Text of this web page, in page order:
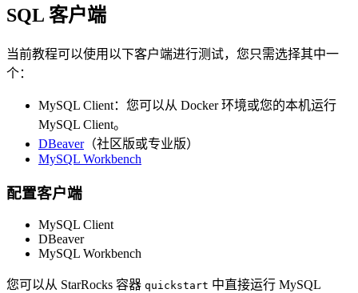
SQL 客户端
当前教程可以使用以下客户端进行测试，您只需选择其中一
个：
MySQL Client：您可以从 Docker 环境或您的本机运行
MySQL Client。
DBeaver（社区版或专业版）
MySQL Workbench
配置客户端
MySQL Client
DBeaver
MySQL Workbench
您可以从 StarRocks 容器 quickstart 中直接运行 MySQL